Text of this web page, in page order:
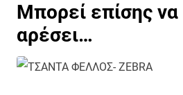
Μπορεί επίσης να
αρέσει…